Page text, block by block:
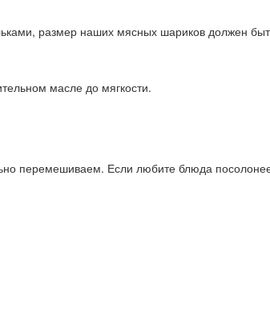
размер наших мясных шариков должен
масле до мягкости.
перемешиваем. Если любите блюда